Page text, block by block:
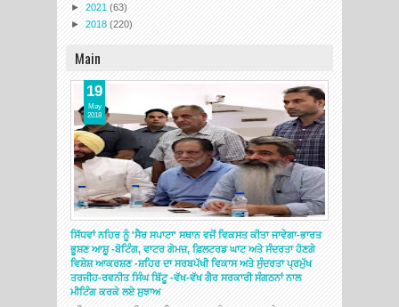
► 2021 (63)
► 2018 (220)
Main
ਸਿੱਧਵਾਂ ਨਹਿਰ ਨੂੰ 'ਸੈਰ ਸਪਾਟਾ' ਸਥਾਨ ਵਜੋਂ ਵਿਕਸਤ ਕੀਤਾ ਜਾਵੇਗਾ-ਭਾਰਤ
ਭੂਸ਼ਣ ਆਸ਼ੂ -ਬੋਟਿੰਗ, ਵਾਟਰ ਗੇਮਜ਼, ਫ਼ਿਲਟਰਡ ਘਾਟ ਅਤੇ ਸੰਦਰਤਾ ਹੋਣਗੇ
ਵਿਸ਼ੇਸ਼ ਆਕਰਸ਼ਣ -ਸ਼ਹਿਰ ਦਾ ਸਰਬਪੱਖੀ ਵਿਕਾਸ ਅਤੇ ਸੁੰਦਰਤਾ ਪ੍ਰਮੁੱਖ
ਤਰਜੀਹ-ਰਵਨੀਤ ਸਿੰਘ ਬਿੱਟੂ -ਵੱਖ-ਵੱਖ ਗੈਰ ਸਰਕਾਰੀ ਸੰਗਠਨਾਂ ਨਾਲ
ਮੀਟਿੰਗ ਕਰਕੇ ਲਏ ਸੁਝਾਅ
19
May
2018